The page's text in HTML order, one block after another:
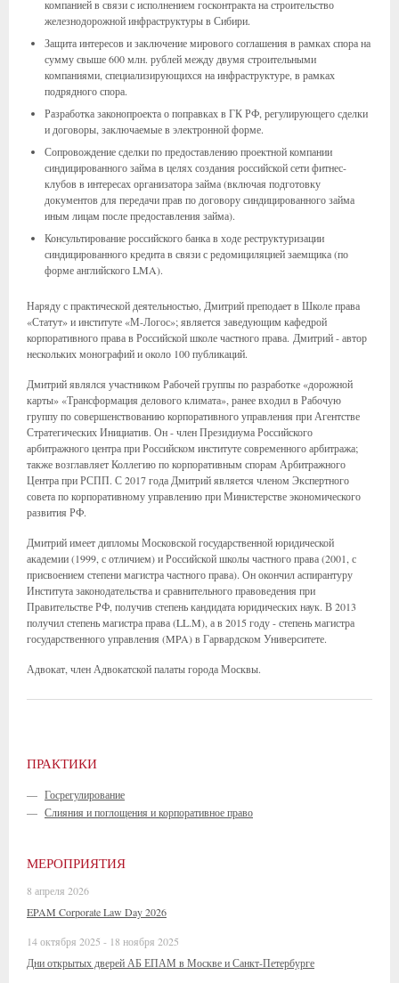
компанией в связи с исполнением госконтракта на строительство
железнодорожной инфраструктуры в Сибири.
Защита интересов и заключение мирового соглашения в рамках спора на
сумму свыше 600 млн. рублей между двумя строительными
компаниями, специализирующихся на инфраструктуре, в рамках
подрядного спора.
Разработка законопроекта о поправках в ГК РФ, регулирующего сделки
и договоры, заключаемые в электронной форме.
Сопровождение сделки по предоставлению проектной компании
синдицированного займа в целях создания российской сети фитнес-
клубов в интересах организатора займа (включая подготовку
документов для передачи прав по договору синдицированного займа
иным лицам после предоставления займа).
Консультирование российского банка в ходе реструктуризации
синдицированного кредита в связи с редомициляцией заемщика (по
форме английского LMA).
Наряду с практической деятельностью, Дмитрий преподает в Школе права
«Статут» и институте «М-Логос»; является заведующим кафедрой
корпоративного права в Российской школе частного права. Дмитрий - автор
нескольких монографий и около 100 публикаций.
Дмитрий являлся участником Рабочей группы по разработке «дорожной
карты» «Трансформация делового климата», ранее входил в Рабочую
группу по совершенствованию корпоративного управления при Агентстве
Стратегических Инициатив. Он - член Президиума Российского
арбитражного центра при Российском институте современного арбитража;
также возглавляет Коллегию по корпоративным спорам Арбитражного
Центра при РСПП. С 2017 года Дмитрий является членом Экспертного
совета по корпоративному управлению при Министерстве экономического
развития РФ.
Дмитрий имеет дипломы Московской государственной юридической
академии (1999, с отличием) и Российской школы частного права (2001, с
присвоением степени магистра частного права). Он окончил аспирантуру
Института законодательства и сравнительного правоведения при
Правительстве РФ, получив степень кандидата юридических наук. В 2013
получил степень магистра права (LL.M), а в 2015 году - степень магистра
государственного управления (MPA) в Гарвардском Университете.
Адвокат, член Адвокатской палаты города Москвы.
ПРАКТИКИ
— Госрегулирование
— Слияния и поглощения и корпоративное право
МЕРОПРИЯТИЯ
8 апреля 2026
EPAM Corporate Law Day 2026
14 октября 2025 - 18 ноября 2025
Дни открытых дверей АБ ЕПАМ в Москве и Санкт-Петербурге